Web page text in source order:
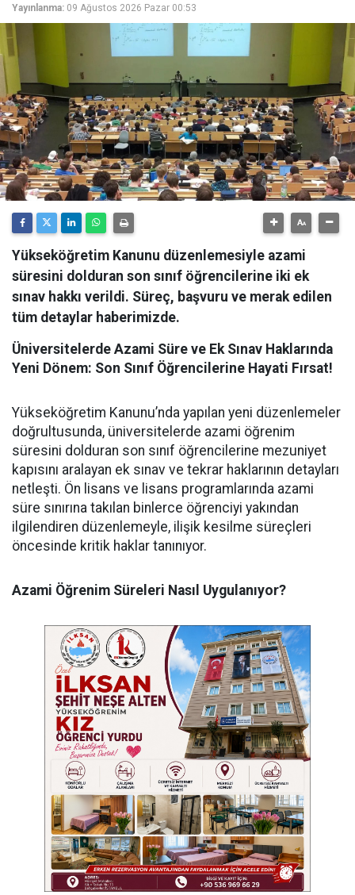
Yayınlanma: 09 Ağustos 2026 Pazar 00:53
Yükseköğretim Kanunu düzenlemesiyle azami
süresini dolduran son sınıf öğrencilerine iki ek
sınav hakkı verildi. Süreç, başvuru ve merak edilen
tüm detaylar haberimizde.
Üniversitelerde Azami Süre ve Ek Sınav Haklarında
Yeni Dönem: Son Sınıf Öğrencilerine Hayati Fırsat!
​Yükseköğretim Kanunu’nda yapılan yeni düzenlemeler
doğrultusunda, üniversitelerde azami öğrenim
süresini dolduran son sınıf öğrencilerine mezuniyet
kapısını aralayan ek sınav ve tekrar haklarının detayları
netleşti. Ön lisans ve lisans programlarında azami
süre sınırına takılan binlerce öğrenciyi yakından
ilgilendiren düzenlemeyle, ilişik kesilme süreçleri
öncesinde kritik haklar tanınıyor.
Azami Öğrenim Süreleri Nasıl Uygulanıyor?